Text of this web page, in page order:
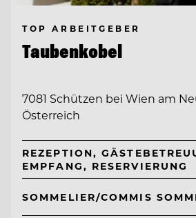
TOP ARBEITGEBER
Taubenkobel
7081 Schützen bei Wien am
Österreich
REZEPTION,
EMPFANG, RESERVIERUNG
SOMMELIER/COMMIS